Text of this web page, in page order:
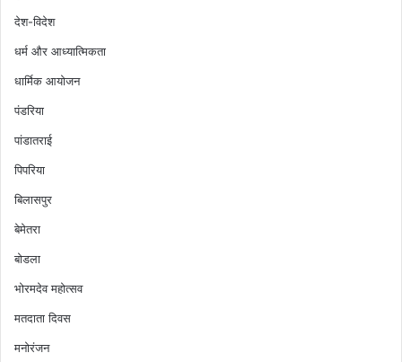
देश-विदेश
धर्म और आध्यात्मिकता
धार्मिक आयोजन
पंडरिया
पांडातराई
पिपरिया
बिलासपुर
बेमेतरा
बोडला
भोरमदेव महोत्सव
मतदाता दिवस
मनोरंजन